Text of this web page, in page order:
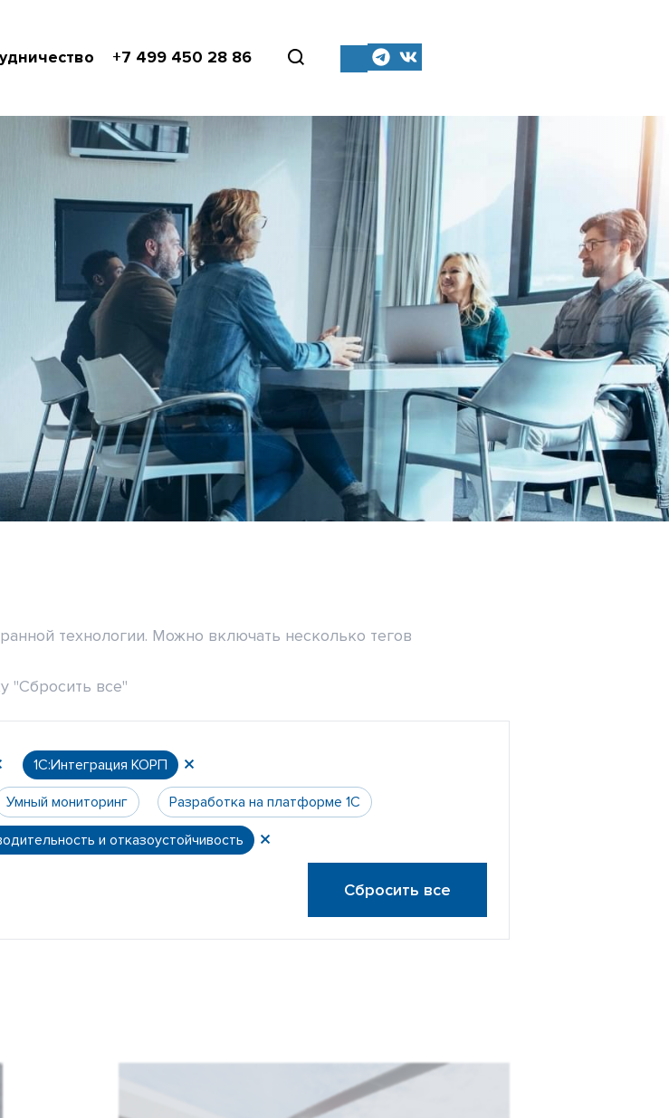
+7 499 450 28 86
технологии. Можно включать несколько тегов
"Сбросить все"
1С:Интеграция КОРП
Умный мониторинг Разработка на платформе 1С
и отказоустойчивость
Сбросить все